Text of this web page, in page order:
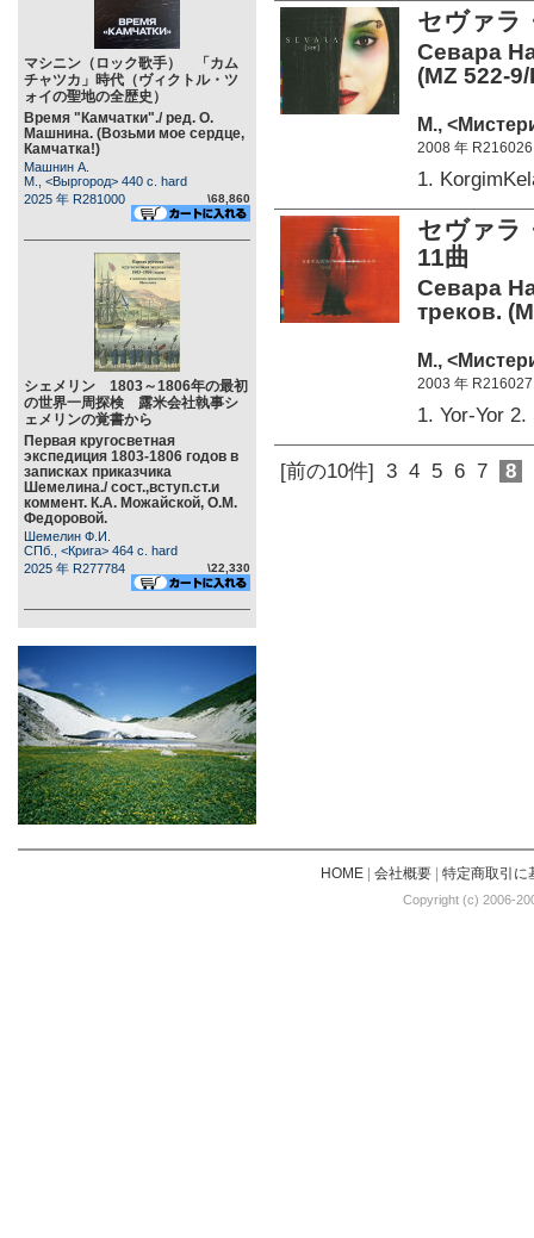
マシニン（ロック歌手） 「カム
チャツカ」時代（ヴィクトル・ツ
ォイの聖地の全歴史）
Время "Камчатки"./ ред. О.
Машнина. (Возьми мое сердце,
Камчатка!)
Машнин А.
М., <Выргород> 440 c. hard
2025 年 R281000
\68,860
シェメリン 1803～1806年の最初
の世界一周探検 露米会社執事シ
ェメリンの覚書から
Первая кругосветная
экспедиция 1803-1806 годов в
записках приказчика
Шемелина./ сост.,вступ.ст.и
коммент. К.А. Можайской, О.М.
Федоровой.
Шемелин Ф.И.
СПб., <Крига> 464 c. hard
2025 年 R277784
\22,330
セヴァ
Севара
(MZ 522-
М.,
2008 年 R216026
1.
セヴァ
11曲
Севара
треков.
М.,
2003 年 R216027
1. Yor-Yor
[前の10件] 3 4 5 6 7 8
HOME| 会社概要| 特定商取引に
Copyright (c) 2006-